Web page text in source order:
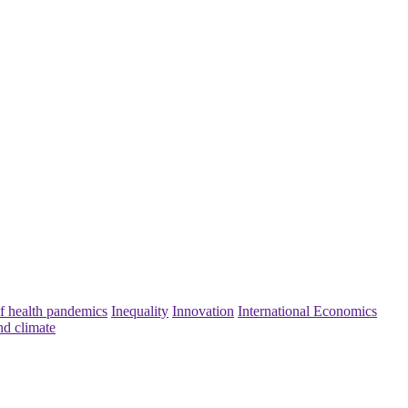
health pandemics Inequality Innovation International Economics
climate